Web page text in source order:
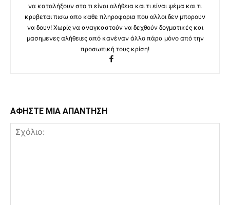
να καταλήξουν στο τι είναι αλήθεια και τι είναι ψέμα και τι
κρυβεται πισω απο καθε πληροφορια που αλλοι δεν μπορουν
να δουν! Χωρίς να αναγκαστούν να δεχθούν δογματικές και
μασημενες αλήθειες από κανέναν άλλο πάρα μόνο από την
προσωπική τους κρίση!
ΑΦΗΣΤΕ ΜΙΑ ΑΠΑΝΤΗΣΗ